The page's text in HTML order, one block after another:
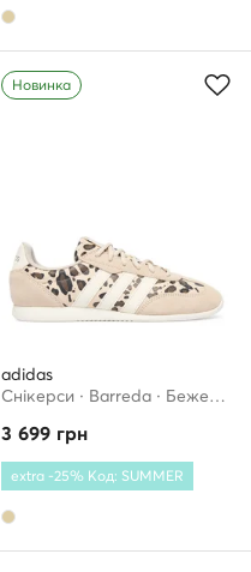
Новинка
adidas
Снікерcи · Barreda · Бежевий
3 699 грн
extra -25% Код: SUMMER